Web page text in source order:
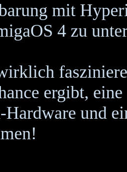
mit
4 zu
ergibt,
und